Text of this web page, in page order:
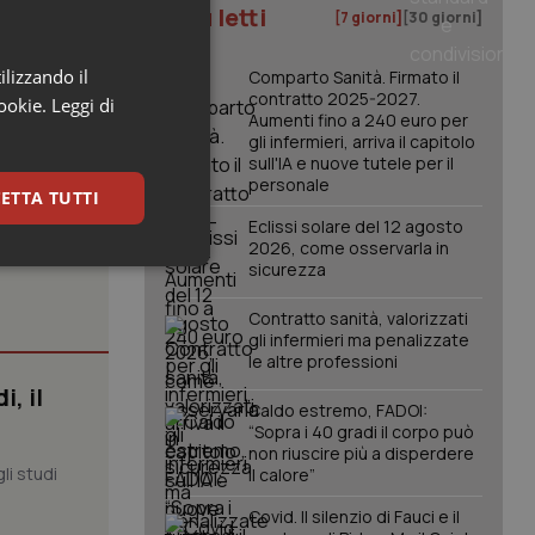
il
studi
I più letti [7 giorni] [30 giorni]
Comparto Sanità. Firmato il
contratto 2025-2027.
Aumenti fino a 240 euro per
gli infermieri, arriva il capitolo
sull'IA e nuove tutele per il
personale
Eclissi solare del 12 agosto
2026, come osservarla in
sicurezza
Contratto sanità, valorizzati
gli infermieri ma penalizzate
le altre professioni
Caldo estremo, FADOI:
“Sopra i 40 gradi il corpo può
non riuscire più a disperdere
il calore”
Covid. Il silenzio di Fauci e il
il
Leggi di
TUTTI
sulle pagine